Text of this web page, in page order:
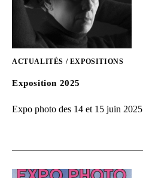
ACTUALITÉS / EXPOSITIONS
Exposition 2025
Expo photo des 14 et 15 juin 2025